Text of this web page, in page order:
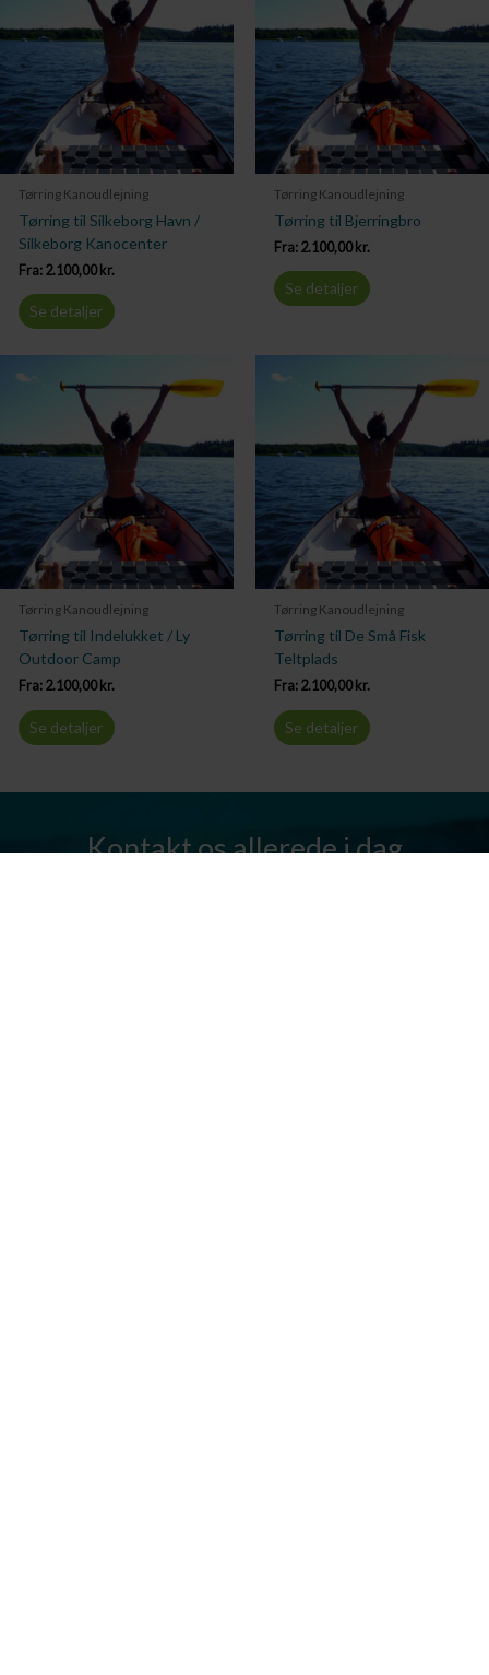
Tørring Kanoudlejning
Tørring til Silkeborg Havn /
Silkeborg Kanocenter
Fra: 2.100,00 kr.
Se detaljer
Tørring Kanoudlejning
Tørring til Bjerringbro
Fra: 2.100,00 kr.
Se detaljer
Tørring Kanoudlejning
Tørring til Indelukket / Ly
Outdoor Camp
Fra: 2.100,00 kr.
Se detaljer
Tørring Kanoudlejning
Tørring til De Små Fisk
Teltplads
Fra: 2.100,00 kr.
Se detaljer
Kontakt os allerede i dag